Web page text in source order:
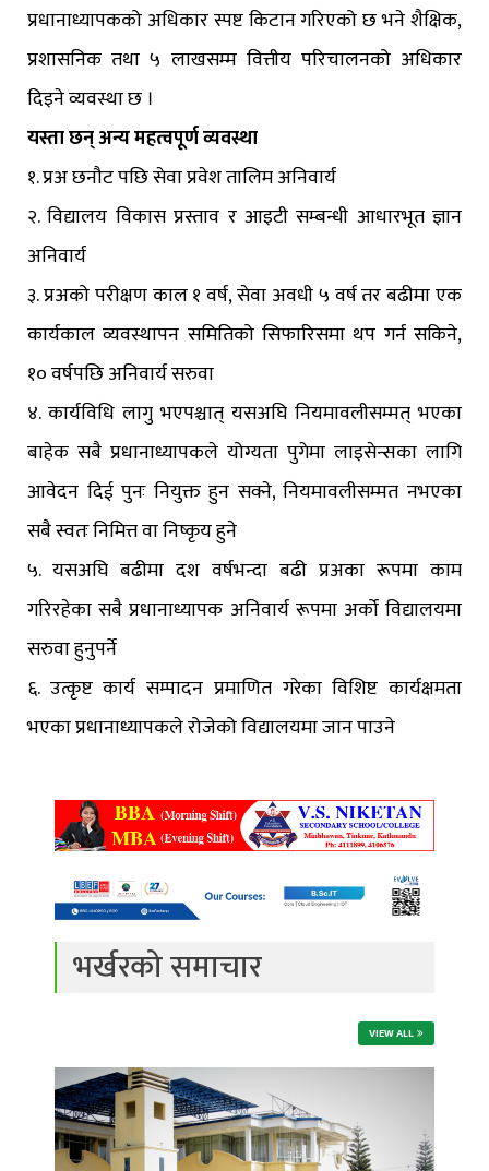
प्रधानाध्यापकको अधिकार स्पष्ट किटान गरिएको छ भने शैक्षिक,
प्रशासनिक तथा ५ लाखसम्म वित्तीय परिचालनको अधिकार
दिइने व्यवस्था छ ।
यस्ता छन् अन्य महत्वपूर्ण व्यवस्था
१. प्रअ छनौट पछि सेवा प्रवेश तालिम अनिवार्य
२. विद्यालय विकास प्रस्ताव र आइटी सम्बन्धी आधारभूत ज्ञान
अनिवार्य
३. प्रअको परीक्षण काल १ वर्ष, सेवा अवधी ५ वर्ष तर बढीमा एक
कार्यकाल व्यवस्थापन समितिको सिफारिसमा थप गर्न सकिने,
१० वर्षपछि अनिवार्य सरुवा
४. कार्यविधि लागु भएपश्चात् यसअघि नियमावलीसम्मत् भएका
बाहेक सबै प्रधानाध्यापकले योग्यता पुगेमा लाइसेन्सका लागि
आवेदन दिई पुनः नियुक्त हुन सक्ने, नियमावलीसम्मत नभएका
सबै स्वतः निमित्त वा निष्कृय हुने
५. यसअघि बढीमा दश वर्षभन्दा बढी प्रअका रूपमा काम
गरिरहेका सबै प्रधानाध्यापक अनिवार्य रूपमा अर्को विद्यालयमा
सरुवा हुनुपर्ने
६. उत्कृष्ट कार्य सम्पादन प्रमाणित गरेका विशिष्ट कार्यक्षमता
भएका प्रधानाध्यापकले रोजेको विद्यालयमा जान पाउने
भर्खरको समाचार
VIEW ALL